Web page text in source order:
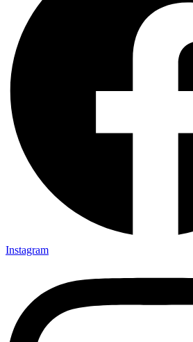
Instagram